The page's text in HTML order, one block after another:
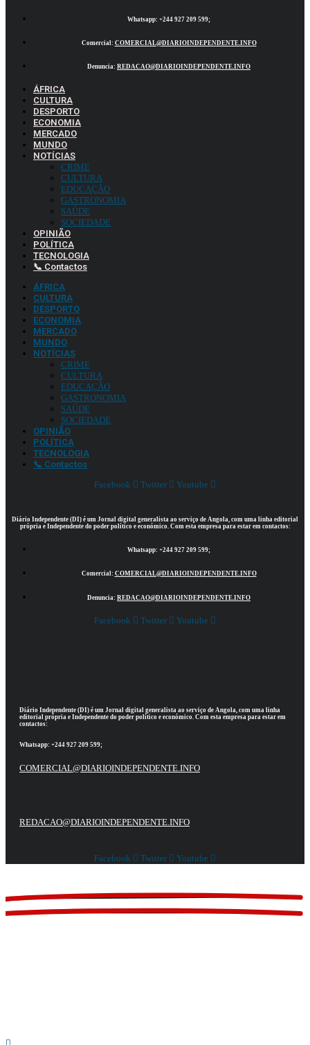
Whatsapp: +244 927 209 599;
Comercial: COMERCIAL@DIARIOINDEPENDENTE.INFO
Denuncia: REDACAO@DIARIOINDEPENDENTE.INFO
ÁFRICA
CULTURA
DESPORTO
ECONOMIA
MERCADO
MUNDO
NOTÍCIAS
CRIME
CULTURA
EDUCAÇÃO
GASTRONOMIA
SAÚDE
SOCIEDADE
OPINIÃO
POLÍTICA
TECNOLOGIA
📞 Contactos
ÁFRICA
CULTURA
DESPORTO
ECONOMIA
MERCADO
MUNDO
NOTÍCIAS
CRIME
CULTURA
EDUCAÇÃO
GASTRONOMIA
SAÚDE
SOCIEDADE
OPINIÃO
POLÍTICA
TECNOLOGIA
📞 Contactos
Facebook
Twitter Youtube
Diário Independente (DI) é um Jornal digital generalista ao serviço de Angola, com uma linha editorial
própria e Independente do poder político e económico. Com esta empresa para estar em contactos:
Whatsapp: +244 927 209 599;
Comercial: COMERCIAL@DIARIOINDEPENDENTE.INFO
Denuncia: REDACAO@DIARIOINDEPENDENTE.INFO
Facebook Twitter Youtube
Diário Independente (DI) é um Jornal digital generalista ao serviço de Angola, com uma linha
editorial própria e Independente do poder político e económico. Com esta empresa para estar em
contactos:
Whatsapp: +244 927 209 599;
COMERCIAL@DIARIOINDEPENDENTE.INFO
REDACAO@DIARIOINDEPENDENTE.INFO
Facebook Twitter Youtube